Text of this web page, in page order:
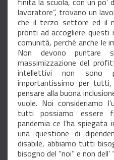
lavoratore”, trovano un
che il terzo settore ed il
pronti ad accogliere questi
comunità, perché anche le
Non devono puntare
massimizzazione del
intellettivi non sono
importantissimo per
pensare alla buona
vuole. Noi consideriamo
tutti possiamo essere
pandemia ce l’ha spiegata
una questione di
disabile, abbiamo tutti
bisogno del “noi” e non dell’